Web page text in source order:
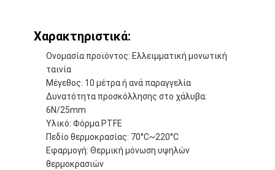
Σπίτι
Χαρακτηριστικά:
Ονομασία προϊόντος: Ελλειμματική μονωτική
ταινία
Μέγεθος: 10 μέτρα ή ανά παραγγελία
Δυνατότητα προσκόλλησης στο χάλυβα:
6N/25mm
Υλικό: Φόρμα PTFE
Πεδίο θερμοκρασίας: 70°C~220°C
Εφαρμογή: Θερμική μόνωση υψηλών
θερμοκρασιών